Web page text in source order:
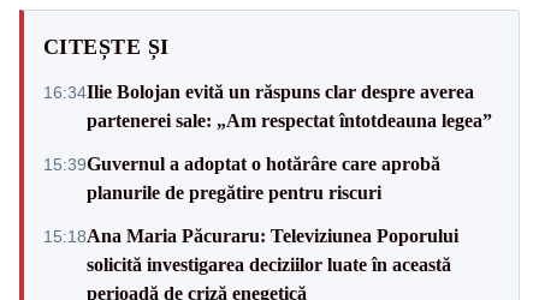
CITEȘTE ȘI
16:34Ilie Bolojan evită un răspuns clar despre averea
partenerei sale: „Am respectat întotdeauna legea”
15:39Guvernul a adoptat o hotărâre care aprobă
planurile de pregătire pentru riscuri
15:18Ana Maria Păcuraru: Televiziunea Poporului
solicită investigarea deciziilor luate în această
perioadă de criză enegetică